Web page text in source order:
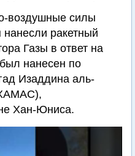
воздушные силы
ракетный
Газы в ответ на
нанесен по
Изаддина аль-
Хан-Юниса.